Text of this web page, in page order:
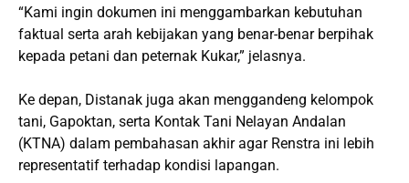
“Kami ingin dokumen ini menggambarkan kebutuhan
faktual serta arah kebijakan yang benar-benar berpihak
kepada petani dan peternak Kukar,” jelasnya.
Ke depan, Distanak juga akan menggandeng kelompok
tani, Gapoktan, serta Kontak Tani Nelayan Andalan
(KTNA) dalam pembahasan akhir agar Renstra ini lebih
representatif terhadap kondisi lapangan.